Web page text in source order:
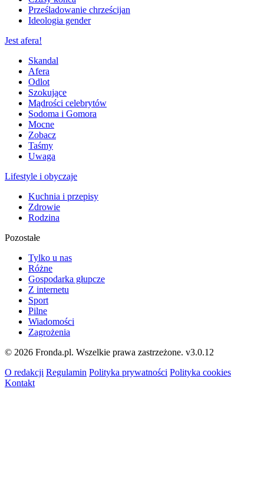
Prześladowanie chrześcijan
Ideologia gender
Jest afera!
Skandal
Afera
Odlot
Szokujące
Mądrości celebrytów
Sodoma i Gomora
Mocne
Zobacz
Taśmy
Uwaga
Lifestyle i obyczaje
Kuchnia i przepisy
Zdrowie
Rodzina
Pozostałe
Tylko u nas
Różne
Gospodarka głupcze
Z internetu
Sport
Pilne
Wiadomości
Zagrożenia
© 2026 Fronda.pl. Wszelkie prawa zastrzeżone. v3.0.12
O redakcji Regulamin Polityka prywatności Polityka cookies
Kontakt